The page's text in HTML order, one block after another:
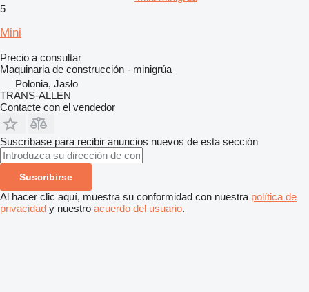
5
Mini
Precio a consultar
Maquinaria de construcción - minigrúa
Polonia, Jasło
TRANS-ALLEN
Contacte con el vendedor
Suscríbase para recibir anuncios nuevos de esta sección
Suscribirse
Al hacer clic aquí, muestra su conformidad con nuestra política de
privacidad y nuestro acuerdo del usuario.